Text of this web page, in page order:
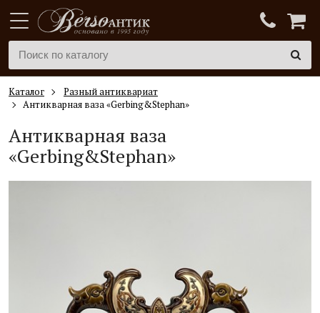
Каталог
Разный антиквариат
Антикварная ваза «Gerbing&Stephan»
Антикварная ваза
«Gerbing&Stephan»